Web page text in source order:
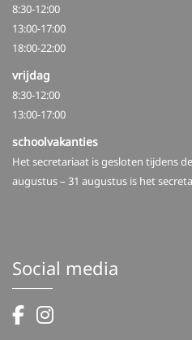
8:30-12:00
13:00-17:00
18:00-22:00
vrijdag
8:30-12:00
13:00-17:00
schoolvakanties
Het secretariaat is gesloten tijdens
augustus – 31 augustus is het
Social media